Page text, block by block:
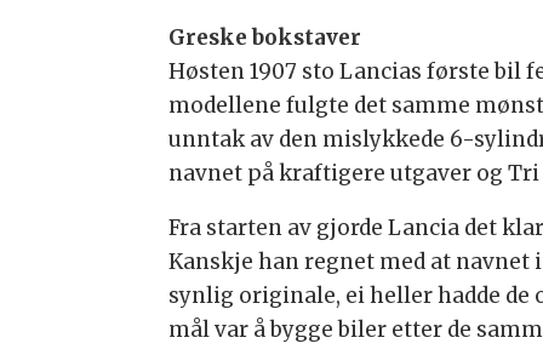
Greske bokstaver
Høsten 1907 sto Lancias første bil
modellene fulgte det samme
unntak av den mislykkede 6-
navnet på kraftigere utgaver og
Fra starten av gjorde Lancia det
Kanskje han regnet med at
synlig originale, ei heller hadde
mål var å bygge biler etter de